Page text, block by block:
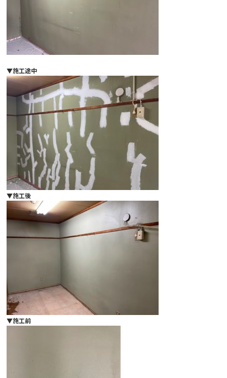
▼施工途中
▼施工後
▼施工前